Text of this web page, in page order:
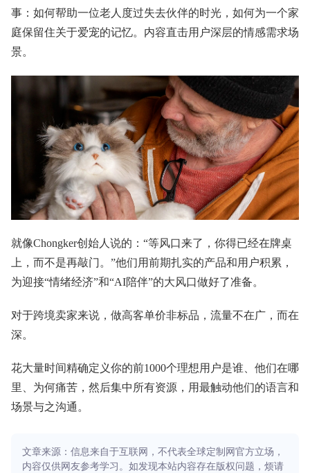
事：如何帮助一位老人度过失去伙伴的时光，如何为一个家
庭保留住关于爱宠的记忆。内容直击用户深层的情感需求场
景。
就像Chongker创始人说的：“等风口来了，你得已经在牌桌
上，而不是再敲门。”他们用前期扎实的产品和用户积累，
为迎接“情绪经济”和“AI陪伴”的大风口做好了准备。
对于跨境卖家来说，做高客单价非标品，流量不在广，而在
深。
花大量时间精确定义你的前1000个理想用户是谁、他们在哪
里、为何痛苦，然后集中所有资源，用最触动他们的语言和
场景与之沟通。
文章来源：信息来自于互联网，不代表全球定制网官方立场，
内容仅供网友参考学习。如发现本站内容存在版权问题，烦请